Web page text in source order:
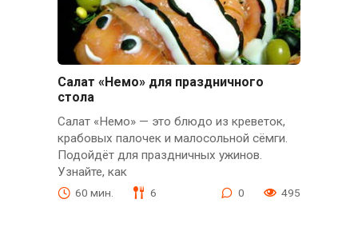
Салат «Немо» для праздничного
стола
Салат «Немо» — это блюдо из креветок,
крабовых палочек и малосольной сёмги.
Подойдёт для праздничных ужинов.
Узнайте, как
60 мин. 6 0 495